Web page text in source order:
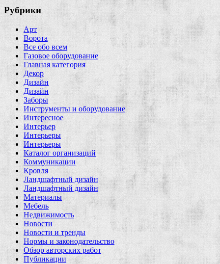
Рубрики
Арт
Ворота
Все обо всем
Газовое оборудование
Главная категория
Декор
Дизайн
Дизайн
Заборы
Инструменты и оборудование
Интересное
Интерьер
Интерьеры
Интерьеры
Каталог организаций
Коммуникации
Кровля
Ландшафтный дизайн
Ландшафтный дизайн
Материалы
Мебель
Недвижимость
Новости
Новости и тренды
Нормы и законодательство
Обзор авторских работ
Публикации